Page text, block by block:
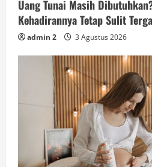
Uang Tunai Masih
Kehadirannya Tetap Sulit
admin 2 3 Agustus 2026